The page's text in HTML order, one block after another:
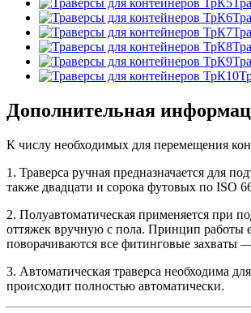
Дополнительная
К числу необходимых для перемещения
1. Траверса ручная предназначается для
также двадцати и сорока футовых по ISO
2. Полуавтоматическая применяется при
оттяжек вручную с пола. Принцип работы
поворачиваются все фитинговые захваты
3. Автоматическая траверса необходима
происходит полностью автоматически.